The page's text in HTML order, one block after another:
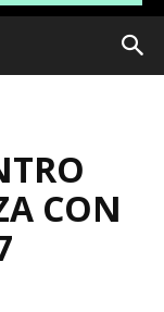
CON